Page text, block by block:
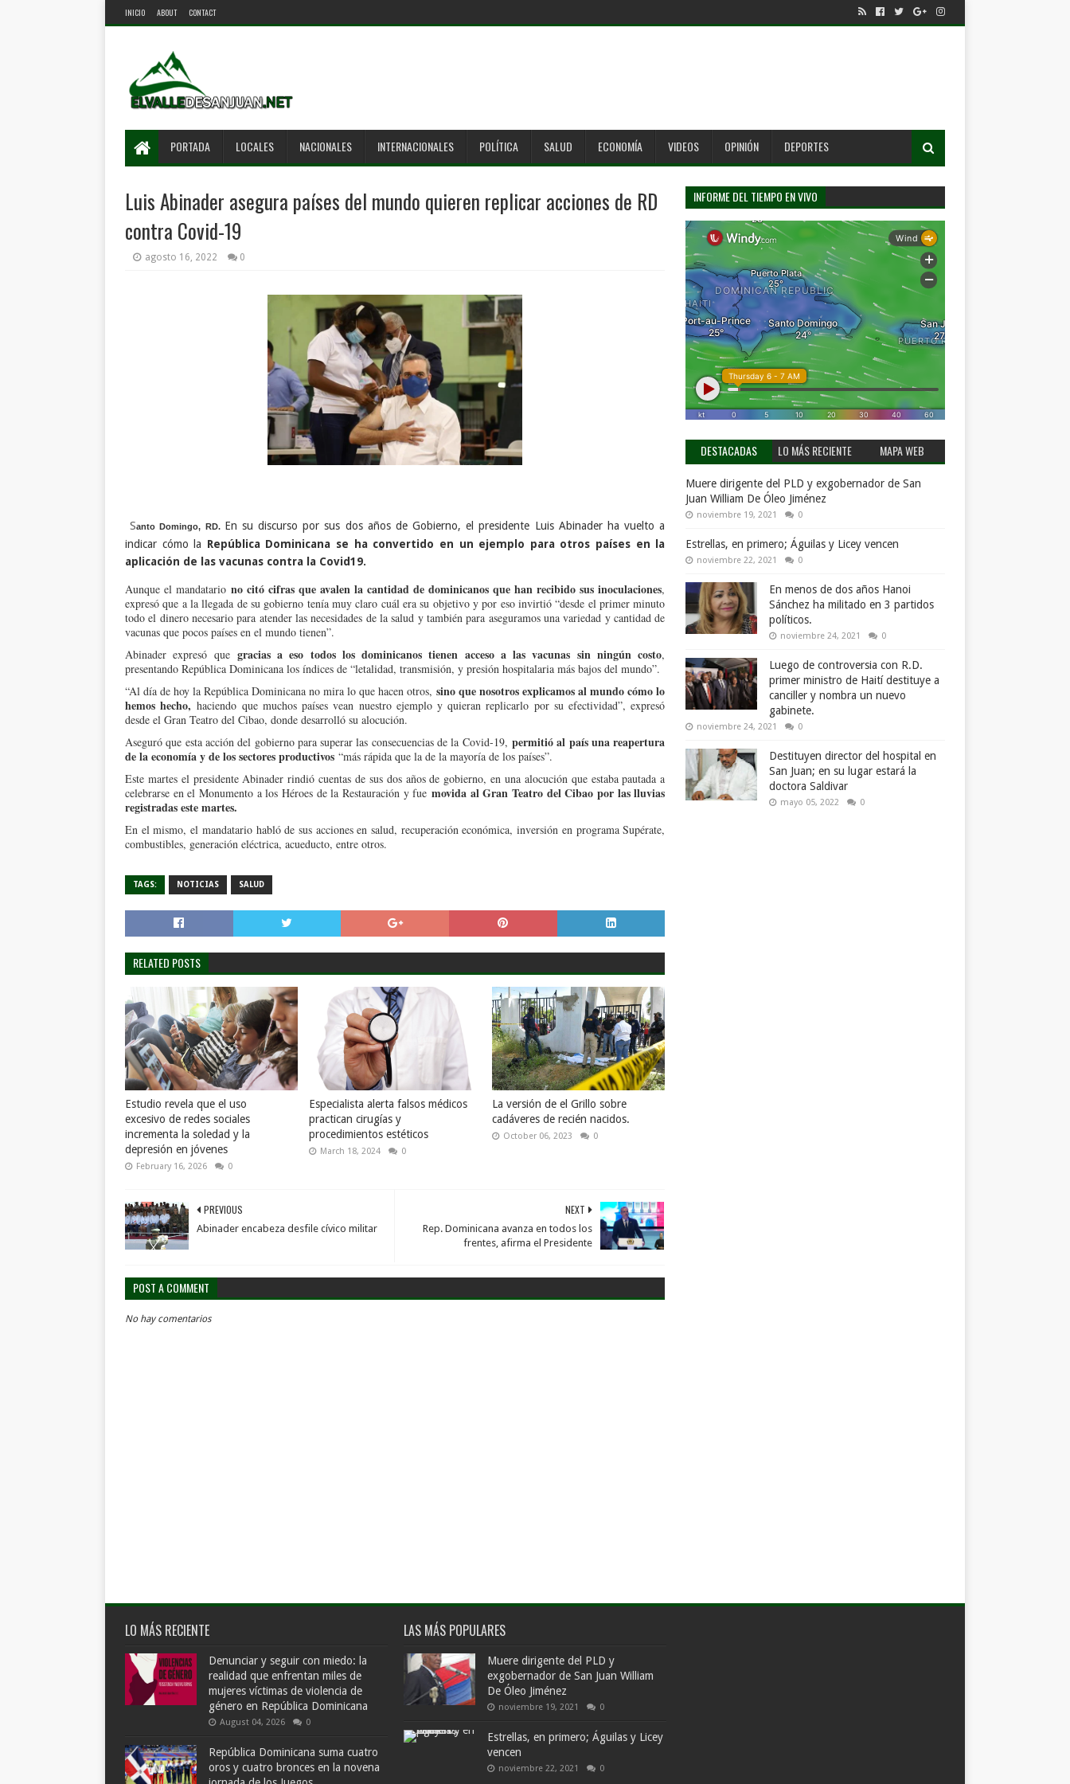
INICIO ABOUT CONTACT
PORTADA LOCALES NACIONALES INTERNACIONALES POLÍTICA SALUD ECONOMÍA VIDEOS OPINIÓN DEPORTES
Luis Abinader asegura países del mundo quieren replicar acciones de RD
contra Covid-19
agosto 16, 2022 0
Santo Domingo, RD. En su discurso por sus dos años de Gobierno, el presidente Luis Abinader ha vuelto a
indicar cómo la República Dominicana se ha convertido en un ejemplo para otros países en la
aplicación de las vacunas contra la Covid19.
Aunque el mandatariono citó cifras que avalen la cantidad de dominicanos que han recibido sus inoculaciones,
expresó que a la llegada de su gobierno tenía muy claro cuál era su objetivo y por eso invirtió “desde el primer minuto
todo el dinero necesario para atender las necesidades de la salud y también para aseguramos una variedad y cantidad de
vacunas que pocos países en el mundo tienen”.
Abinader expresó que gracias a eso todos los dominicanos tienen acceso a las vacunas sin ningún costo,
presentando República Dominicana los índices de “letalidad, transmisión, y presión hospitalaria más bajos del mundo”.
“Al día de hoy la República Dominicana no mira lo que hacen otros,sino que nosotros explicamos al mundo cómo lo
hemos hecho, haciendo que muchos países vean nuestro ejemplo y quieran replicarlo por su efectividad”, expresó
desde el Gran Teatro del Cibao, donde desarrolló su alocución.
Aseguró que esta acción del gobierno para superar las consecuencias de la Covid-19,permitió al país una reapertura
de la economía y de los sectores productivos “más rápida que la de la mayoría de los países”.
Este martes el presidente Abinader rindió cuentas de sus dos años de gobierno, en una alocución que estaba pautada a
celebrarse en el Monumento a los Héroes de la Restauración y fue movida al Gran Teatro del Cibao por las lluvias
registradas este martes.
En el mismo, el mandatario habló de sus acciones en salud, recuperación económica, inversión en programa Supérate,
combustibles, generación eléctrica, acueducto, entre otros.
TAGS: NOTICIAS SALUD
RELATED POSTS
Estudio revela que el uso
excesivo de redes sociales
incrementa la soledad y la
depresión en jóvenes
February 16, 2026 0
Especialista alerta falsos médicos
practican cirugías y
procedimientos estéticos
March 18, 2024 0
La versión de el Grillo sobre
cadáveres de recién nacidos.
October 06, 2023 0
NEXT
Rep. Dominicana avanza en todos los
frentes, afirma el Presidente
PREVIOUS
Abinader encabeza desfile cívico militar
POST A COMMENT
No hay comentarios
INFORME DEL TIEMPO EN VIVO
DESTACADAS LO MÁS RECIENTE MAPA WEB
Muere dirigente del PLD y exgobernador de San
Juan William De Óleo Jiménez
noviembre 19, 2021 0
Estrellas, en primero; Águilas y Licey vencen
noviembre 22, 2021 0
En menos de dos años Hanoi
Sánchez ha militado en 3 partidos
políticos.
noviembre 24, 2021 0
Luego de controversia con R.D.
primer ministro de Haití destituye a
canciller y nombra un nuevo
gabinete.
noviembre 24, 2021 0
Destituyen director del hospital en
San Juan; en su lugar estará la
doctora Saldivar
mayo 05, 2022 0
LO MÁS RECIENTE
Denunciar y seguir con miedo: la
realidad que enfrentan miles de
mujeres víctimas de violencia de
género en República Dominicana
August 04, 2026 0
República Dominicana suma cuatro
oros y cuatro bronces en la novena
LAS MÁS POPULARES
Muere dirigente del PLD y
exgobernador de San Juan William
De Óleo Jiménez
noviembre 19, 2021 0
Estrellas, en primero; Águilas y Licey
vencen
noviembre 22, 2021 0